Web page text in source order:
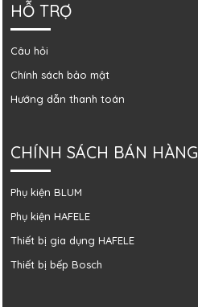
HỖ TRỢ
Câu hỏi
Chính sách bảo mật
Hướng dẫn thanh toán
CHÍNH SÁCH BÁN HÀNG
Phụ kiện BLUM
Phụ kiện HAFELE
Thiết bị gia dụng HAFELE
Thiết bị bếp Bosch